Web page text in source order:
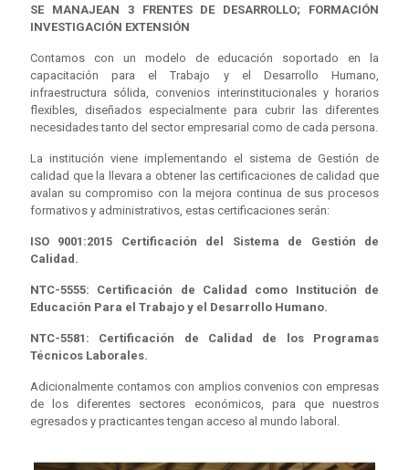
SE MANAJEAN 3 FRENTES DE DESARROLLO; FORMACIÓN
INVESTIGACIÓN EXTENSIÓN
Contamos con un modelo de educación soportado en la
capacitación para el Trabajo y el Desarrollo Humano,
infraestructura sólida, convenios interinstitucionales y horarios
flexibles, diseñados especialmente para cubrir las diferentes
necesidades tanto del sector empresarial como de cada persona.
La institución viene implementando el sistema de Gestión de
calidad que la llevara a obtener las certificaciones de calidad que
avalan su compromiso con la mejora continua de sus procesos
formativos y administrativos, estas certificaciones serán:
ISO 9001:2015 Certificación del Sistema de Gestión de
Calidad.
NTC-5555: Certificación de Calidad como Institución de
Educación Para el Trabajo y el Desarrollo Humano.
NTC-5581: Certificación de Calidad de los Programas
Técnicos Laborales.
Adicionalmente contamos con amplios convenios con empresas
de los diferentes sectores económicos, para que nuestros
egresados y practicantes tengan acceso al mundo laboral.